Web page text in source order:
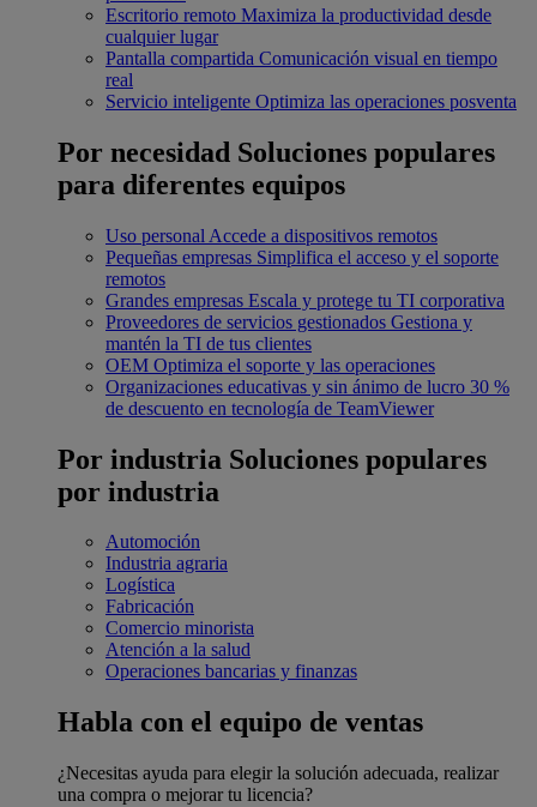
Escritorio remoto Maximiza la productividad desde
cualquier lugar
Pantalla compartida Comunicación visual en tiempo
real
Servicio inteligente Optimiza las operaciones posventa
Por necesidad Soluciones populares
para diferentes equipos
Uso personal Accede a dispositivos remotos
Pequeñas empresas Simplifica el acceso y el soporte
remotos
Grandes empresas Escala y protege tu TI corporativa
Proveedores de servicios gestionados Gestiona y
mantén la TI de tus clientes
OEM Optimiza el soporte y las operaciones
Organizaciones educativas y sin ánimo de lucro 30 %
de descuento en tecnología de TeamViewer
Por industria Soluciones populares
por industria
Automoción
Industria agraria
Logística
Fabricación
Comercio minorista
Atención a la salud
Operaciones bancarias y finanzas
Habla con el equipo de ventas
¿Necesitas ayuda para elegir la solución adecuada, realizar
una compra o mejorar tu licencia?